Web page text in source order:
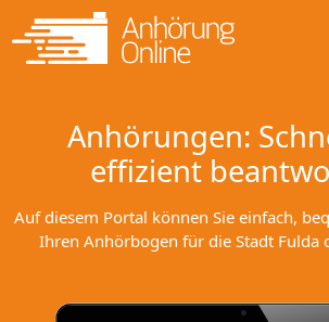
Anhörungen:
effizient
Auf diesem Portal können Sie einfach,
Ihren Anhörbogen für die Stadt Fulda